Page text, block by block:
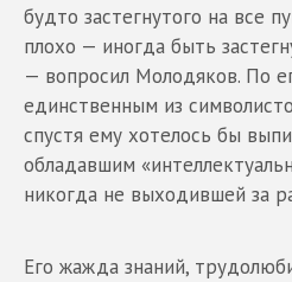
будто застегнутого на все
плохо — иногда быть
— вопросил Молодяков. По
единственным из
спустя ему хотелось бы
обладавшим
никогда не выходившей за
Его жажда знаний,